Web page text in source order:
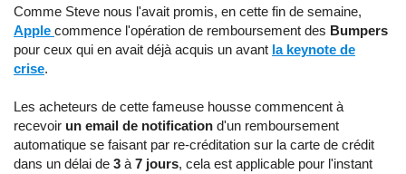
Comme Steve nous l'avait promis, en cette fin de semaine,
Apple commence l'opération de remboursement des Bumpers
pour ceux qui en avait déjà acquis un avant la keynote de
crise.
Les acheteurs de cette fameuse housse commencent à
recevoir un email de notification d'un remboursement
automatique se faisant par re-créditation sur la carte de crédit
dans un délai de 3 à 7 jours, cela est applicable pour l'instant